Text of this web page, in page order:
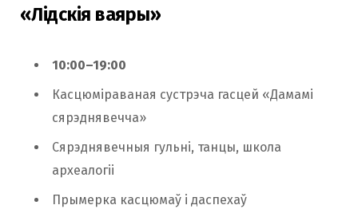
«Лідскія ваяры»
10:00–19:00
Касцюміраваная сустрэча гасцей «Дамамі
сярэднявечча»
Сярэднявечныя гульні, танцы, школа
археалогіі
Прымерка касцюмаў і даспехаў